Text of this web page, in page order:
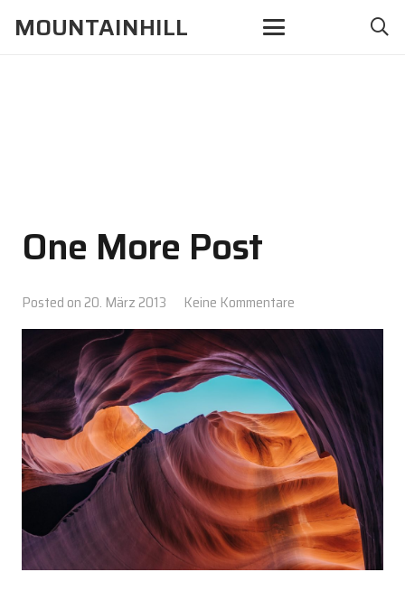
MOUNTAINHILL
One More Post
Posted on 20. März 2013 Keine Kommentare